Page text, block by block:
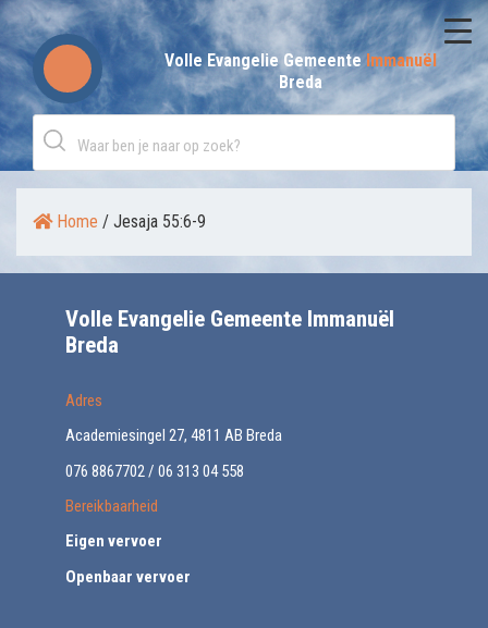
Skip
to
content
Volle Evangelie GemeenteImmanuël
Breda
Home / Jesaja 55:6-9
Volle Evangelie Gemeente Immanuël
Breda
Adres
Academiesingel 27, 4811 AB Breda
076 8867702 / 06 313 04 558
Bereikbaarheid
Eigen vervoer
Openbaar vervoer